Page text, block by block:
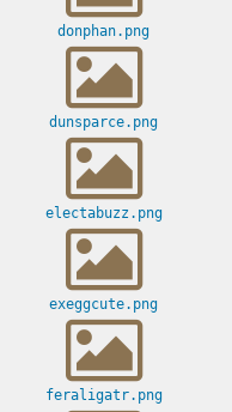
donphan.png
dunsparce.png
electabuzz.png
exeggcute.png
feraligatr.png